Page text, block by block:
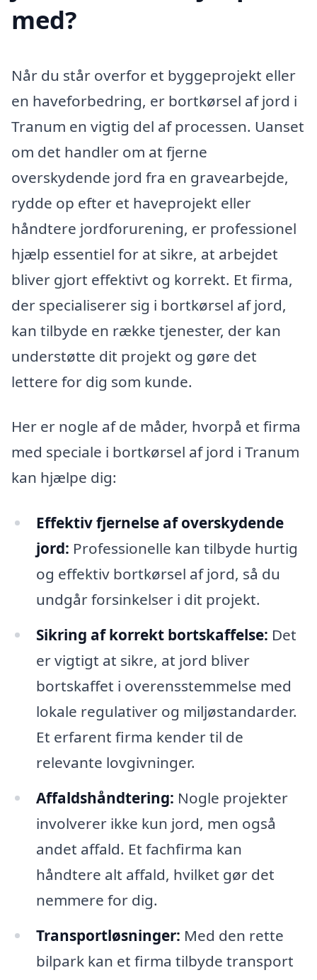
med?
Når du står overfor et byggeprojekt eller
en haveforbedring, er bortkørsel af jord i
Tranum en vigtig del af processen. Uanset
om det handler om at fjerne
overskydende jord fra en gravearbejde,
rydde op efter et haveprojekt eller
håndtere jordforurening, er professionel
hjælp essentiel for at sikre, at arbejdet
bliver gjort effektivt og korrekt. Et firma,
der specialiserer sig i bortkørsel af jord,
kan tilbyde en række tjenester, der kan
understøtte dit projekt og gøre det
lettere for dig som kunde.
Her er nogle af de måder, hvorpå et firma
med speciale i bortkørsel af jord i Tranum
kan hjælpe dig:
Effektiv fjernelse af overskydende
jord: Professionelle kan tilbyde hurtig
og effektiv bortkørsel af jord, så du
undgår forsinkelser i dit projekt.
Sikring af korrekt bortskaffelse: Det
er vigtigt at sikre, at jord bliver
bortskaffet i overensstemmelse med
lokale regulativer og miljøstandarder.
Et erfarent firma kender til de
relevante lovgivninger.
Affaldshåndtering: Nogle projekter
involverer ikke kun jord, men også
andet affald. Et fachfirma kan
håndtere alt affald, hvilket gør det
nemmere for dig.
Transportløsninger: Med den rette
bilpark kan et firma tilbyde transport